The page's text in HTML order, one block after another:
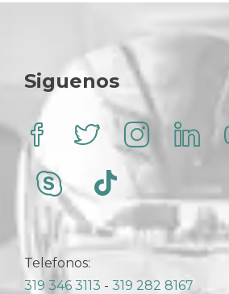
Siguenos
Telefonos:
319 346 3113 - 319 282 8167